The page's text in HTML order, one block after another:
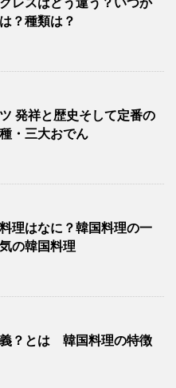
レスはどう違う？いつか
？種類は？
発祥と歴史そして定番の
・三大おでん
理はなに？韓国料理の一
の韓国料理
？とは 韓国料理の特徴